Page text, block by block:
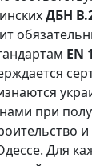
ДБН
EN
при
Для